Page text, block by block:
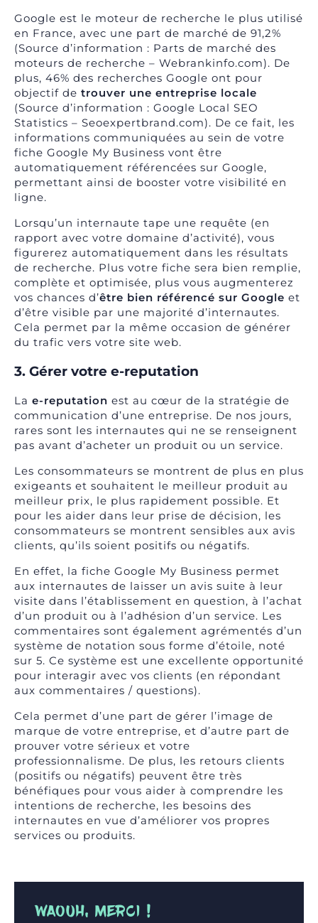
Google est le moteur de recherche le plus utilisé
en France, avec une part de marché de 91,2%
(Source d’information : Parts de marché des
moteurs de recherche – Webrankinfo.com). De
plus, 46% des recherches Google ont pour
objectif de trouver une entreprise locale
(Source d’information : Google Local SEO
Statistics – Seoexpertbrand.com). De ce fait, les
informations communiquées au sein de votre
fiche Google My Business vont être
automatiquement référencées sur Google,
permettant ainsi de booster votre visibilité en
ligne.
Lorsqu’un internaute tape une requête (en
rapport avec votre domaine d’activité), vous
figurerez automatiquement dans les résultats
de recherche. Plus votre fiche sera bien remplie,
complète et optimisée, plus vous augmenterez
vos chances d’être bien référencé sur Google et
d’être visible par une majorité d’internautes.
Cela permet par la même occasion de générer
du trafic vers votre site web.
3. Gérer votre e-reputation
La e-reputation est au cœur de la stratégie de
communication d’une entreprise. De nos jours,
rares sont les internautes qui ne se renseignent
pas avant d’acheter un produit ou un service.
Les consommateurs se montrent de plus en plus
exigeants et souhaitent le meilleur produit au
meilleur prix, le plus rapidement possible. Et
pour les aider dans leur prise de décision, les
consommateurs se montrent sensibles aux avis
clients, qu’ils soient positifs ou négatifs.
En effet, la fiche Google My Business permet
aux internautes de laisser un avis suite à leur
visite dans l’établissement en question, à l’achat
d’un produit ou à l’adhésion d’un service. Les
commentaires sont également agrémentés d’un
système de notation sous forme d’étoile, noté
sur 5. Ce système est une excellente opportunité
pour interagir avec vos clients (en répondant
aux commentaires / questions).
Cela permet d’une part de gérer l’image de
marque de votre entreprise, et d’autre part de
prouver votre sérieux et votre
professionnalisme. De plus, les retours clients
(positifs ou négatifs) peuvent être très
bénéfiques pour vous aider à comprendre les
intentions de recherche, les besoins des
internautes en vue d’améliorer vos propres
services ou produits.
WAOUH, MERCI !